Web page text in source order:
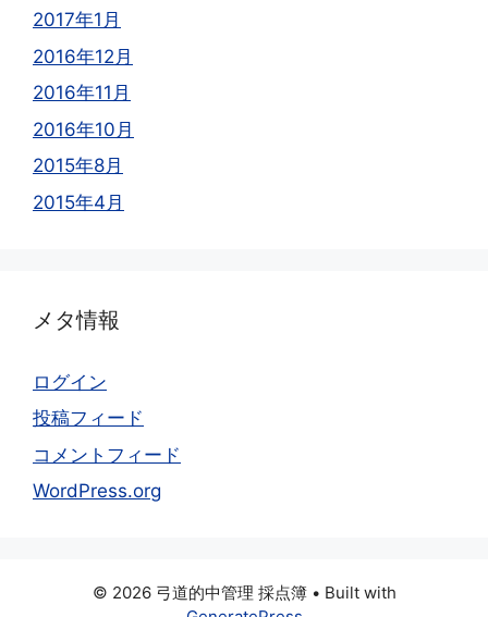
2017年1月
2016年12月
2016年11月
2016年10月
2015年8月
2015年4月
メタ情報
ログイン
投稿フィード
コメントフィード
WordPress.org
© 2026 弓道的中管理 採点簿• Built with